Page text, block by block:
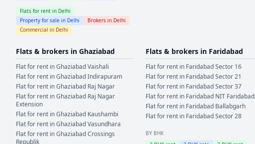
Flats for rent in Delhi
Property for sale in Delhi Brokers in Delhi
Commercial in Delhi
Flats & brokers in Ghaziabad
Flat for rent inGhaziabadVaishali
Flat for rent inGhaziabadIndirapuram
Flat for rent inGhaziabad Raj Nagar
Flat for rent inGhaziabad Raj Nagar
Extension
Flat for rent inGhaziabad Kaushambi
Flat for rent inGhaziabadVasundhara
Flat for rent inGhaziabadCrossings
Republik
Flats & brokers in Faridabad
Flat for rent in FaridabadSector 16
Flat for rent in FaridabadSector 21
Flat for rent in FaridabadSector 37
Flat for rent in Faridabad NIT Faridabad
Flat for rent in Faridabad Ballabgarh
Flat for rent in FaridabadSector 28
BY BHK